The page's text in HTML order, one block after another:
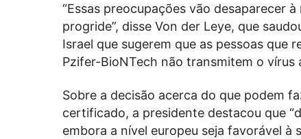
“Essas preocupações vão desaparecer
progride”, disse Von der Leye, que
Israel que sugerem que as pessoas que
Pzifer-BioNTech não transmitem o vírus
Sobre a decisão acerca do que podem
certificado, a presidente destacou que
embora a nível europeu seja favorável à